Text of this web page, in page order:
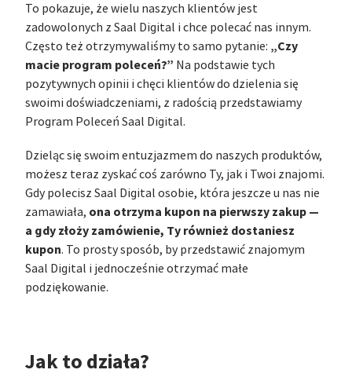
To pokazuje, że wielu naszych klientów jest
zadowolonych z Saal Digital i chce polecać nas innym.
Często też otrzymywaliśmy to samo pytanie: „Czy
macie program poleceń?” Na podstawie tych
pozytywnych opinii i chęci klientów do dzielenia się
swoimi doświadczeniami, z radością przedstawiamy
Program Poleceń Saal Digital.
Dzieląc się swoim entuzjazmem do naszych produktów,
możesz teraz zyskać coś zarówno Ty, jak i Twoi znajomi.
Gdy polecisz Saal Digital osobie, która jeszcze u nas nie
zamawiała, ona otrzyma kupon na pierwszy zakup —
a gdy złoży zamówienie, Ty również dostaniesz
kupon. To prosty sposób, by przedstawić znajomym
Saal Digital i jednocześnie otrzymać małe
podziękowanie.
Jak to działa?